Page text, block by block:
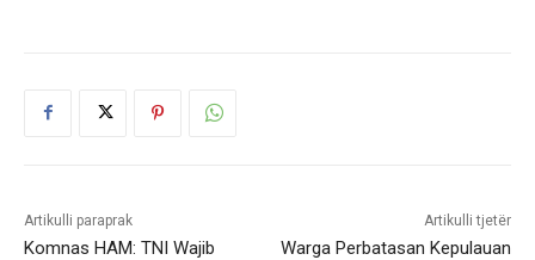
Artikulli paraprak
Komnas HAM: TNI Wajib
Artikulli tjetër
Warga Perbatasan Kepulauan